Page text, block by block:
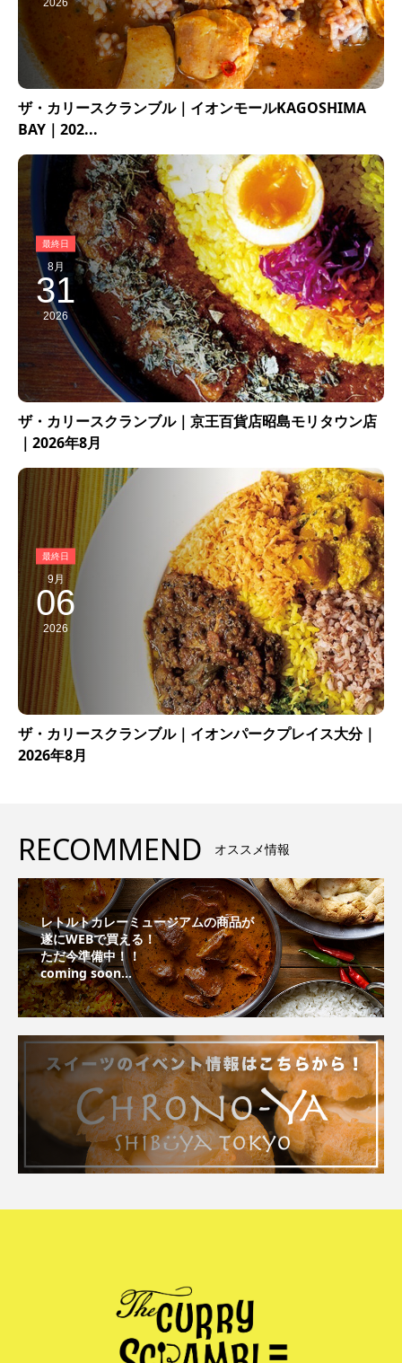
ザ・カリースクランブル｜イオンモールKAGOSHIMA
BAY｜202...
8月
31
2026
ザ・カリースクランブル｜京王百貨店昭島モリタウン店
｜2026年8月
9月
06
2026
ザ・カリースクランブル｜イオンパークプレイス大分｜
2026年8月
RECOMMEND オススメ情報
レトルトカレーミュージアムの商品が
遂にWEBで買える！
ただ今準備中！！
coming soon...